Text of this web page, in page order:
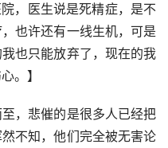
，医生说是死精症，是不
也许还有一线生机，可是
也只能放弃了，现在的我
。】
，悲催的是很多人已经把
不知，他们完全被无害论